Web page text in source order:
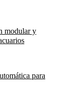
modular y
para